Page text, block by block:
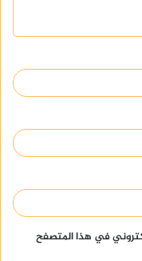
في هذا المتصفح